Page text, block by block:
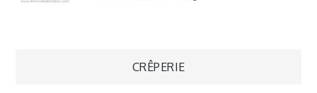
Navigation
CRÊPERIE